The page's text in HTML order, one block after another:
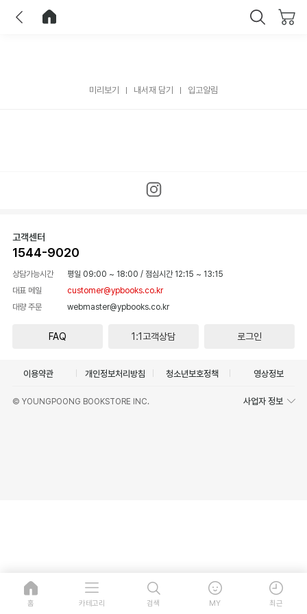
미리보기 내서재 담기 입고알림
고객센터
1544-9020
상담가능시간 평일 09:00 ~ 18:00 / 점심시간 12:15 ~ 13:15
대표 메일
customer@ypbooks.co.kr
대량 주문
webmaster@ypbooks.co.kr
FAQ 1:1고객상담 로그인
이용약관 개인정보처리방침 청소년보호정책 영상정보
© YOUNGPOONG BOOKSTORE INC. 사업자 정보
홈 카테고리 검색 MY 최근